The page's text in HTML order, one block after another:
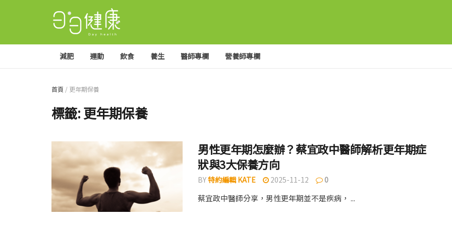
減肥 運動 飲食 養生 醫師專欄 營養師專欄
首頁 / 更年期保養
標籤:更年期保養
男性更年期怎麼辦？蔡宜政中醫師解析更年期症
狀與3大保養方向
BY特約編輯 KATE 2025-11-12 0
蔡宜政中醫師分享，男性更年期並不是疾病， ...